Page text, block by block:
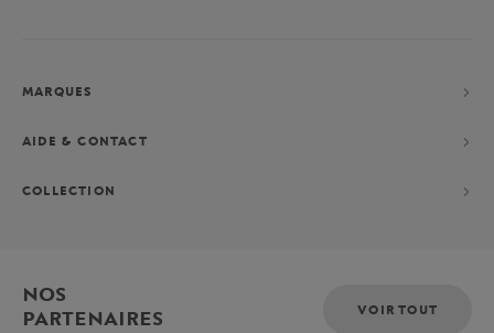
MARQUES
AIDE & CONTACT
COLLECTION
NOS
PARTENAIRES
VOIR TOUT